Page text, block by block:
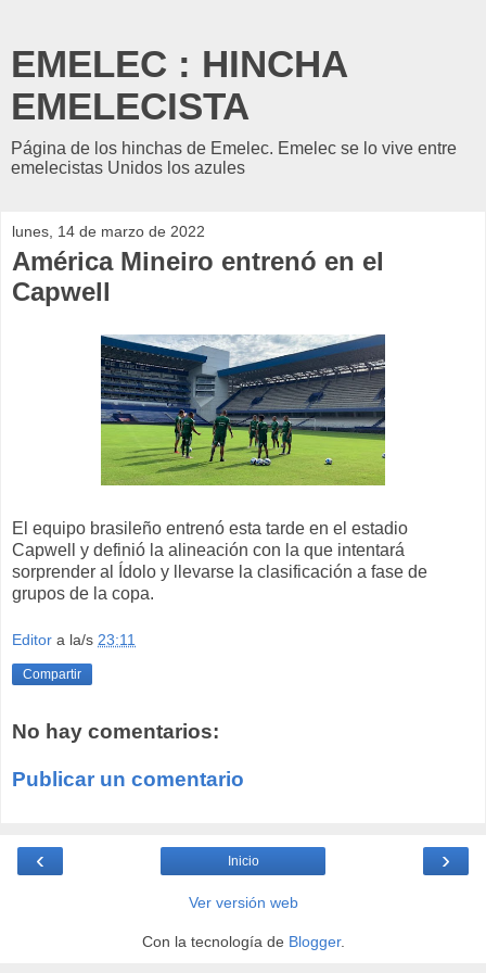
EMELEC : HINCHA
EMELECISTA
Página de los hinchas de Emelec. Emelec se lo vive entre
emelecistas Unidos los azules
lunes, 14 de marzo de 2022
América Mineiro entrenó en el
Capwell
El equipo brasileño entrenó esta tarde en el estadio
Capwell y definió la alineación con la que intentará
sorprender al Ídolo y llevarse la clasificación a fase de
grupos de la copa.
Editor a la/s 23:11
Compartir
No hay comentarios:
Publicar un comentario
‹ ›
Inicio
Ver versión web
Con la tecnología de Blogger.